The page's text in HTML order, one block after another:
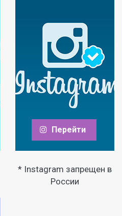
Перейти
* Instagram запрещен в
России